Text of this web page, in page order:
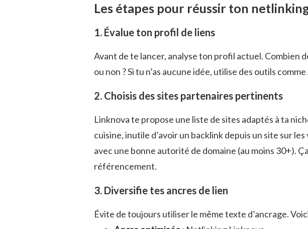
Les étapes pour réussir ton
1. Évalue ton profil de liens
Avant de te lancer, analyse ton profil actuel. Combien
ou non ? Si tu n’as aucune idée, utilise des outils
2. Choisis des sites partenaires pertinents
Linknova te propose une liste de sites adaptés à ta
cuisine, inutile d’avoir un backlink depuis un site sur
avec une bonne autorité de domaine (au moins 30+).
référencement.
3. Diversifie tes ancres de lien
Évite de toujours utiliser le même texte d’ancrage.